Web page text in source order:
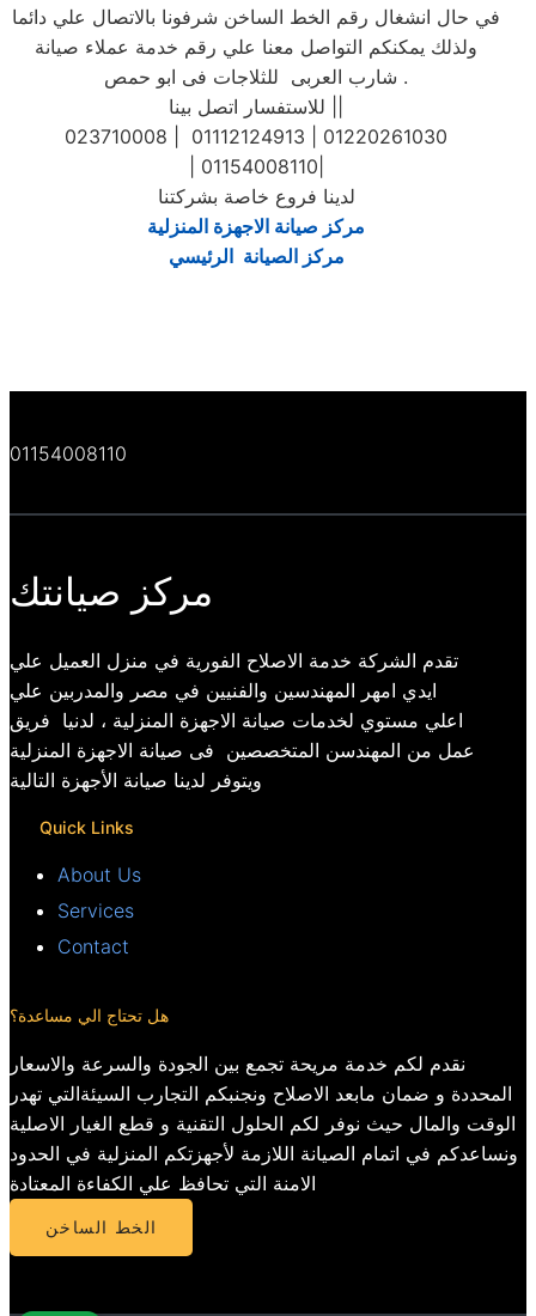
في حال انشغال رقم الخط الساخن شرفونا بالاتصال علي دائما
ولذلك يمكنكم التواصل معنا علي رقم خدمة عملاء صيانة
شارب العربى للثلاجات فى ابو حمص .
023710008 | 01112124913 | 01220261030
| 01154008110|
لدينا فروع خاصة بشركتنا
مركز صيانة الاجهزة المنزلية
مركز الصيانة الرئيسي
01154008110
مركز صيانتك
تقدم الشركة خدمة الاصلاح الفورية في منزل العميل علي
ايدي امهر المهندسين والفنيين في مصر والمدربين علي
اعلي مستوي لخدمات صيانة الاجهزة المنزلية ، لدنيا فريق
عمل من المهندسن المتخصصين فى صيانة الاجهزة المنزلية
ويتوفر لدينا صيانة الأجهزة التالية
Quick Links
About Us
Services
Contact
هل تحتاج الي مساعدة؟
نقدم لكم خدمة مريحة تجمع بين الجودة والسرعة والاسعار
المحددة و ضمان مابعد الاصلاح ونجنبكم التجارب السيئةالتي تهدر
الوقت والمال حيث نوفر لكم الحلول التقنية و قطع الغيار الاصلية
ونساعدكم في اتمام الصيانة اللازمة لأجهزتكم المنزلية في الحدود
الامنة التي تحافظ علي الكفاءة المعتادة
الخط الساخن